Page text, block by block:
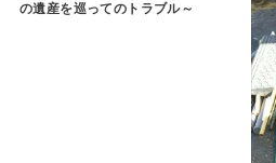
の遺産を巡ってのトラブル～